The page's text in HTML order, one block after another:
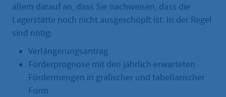
allem darauf an, dass Sie nachweisen, dass die
Lagerstätte noch nicht ausgeschöpft ist. In der Regel
sind nötig:
Verlängerungsantrag
Förderprognose mit den jährlich erwarteten
Fördermengen in grafischer und tabellarischer
Form